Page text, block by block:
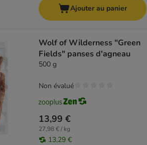
Ajouter au panier
Wolf of Wilderness "Green
Fields" panses d'agneau
500 g
13,99 €
27,98 € / kg
13,29 €
Non évalué